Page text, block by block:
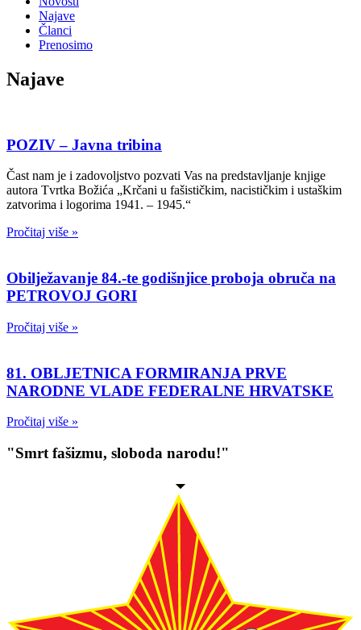
Najave
Članci
Prenosimo
Najave
POZIV – Javna tribina
Čast nam je i zadovoljstvo pozvati Vas na predstavljanje knjige
autora Tvrtka Božića „Krčani u fašističkim, nacističkim i ustaškim
zatvorima i logorima 1941. – 1945.“
Pročitaj više »
Obilježavanje 84.-te godišnjice proboja obruča na
PETROVOJ GORI
Pročitaj više »
81. OBLJETNICA FORMIRANJA PRVE
NARODNE VLADE FEDERALNE HRVATSKE
Pročitaj više »
"Smrt fašizmu, sloboda narodu!"